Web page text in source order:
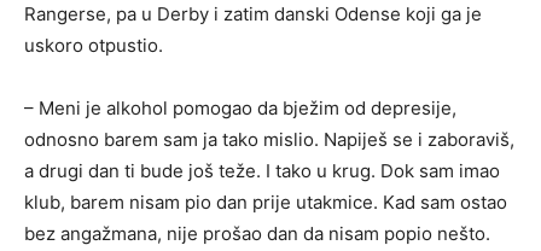
Rangerse, pa u Derby i zatim danski Odense koji ga je
uskoro otpustio.
– Meni je alkohol pomogao da bježim od depresije,
odnosno barem sam ja tako mislio. Napiješ se i zaboraviš,
a drugi dan ti bude još teže. I tako u krug. Dok sam imao
klub, barem nisam pio dan prije utakmice. Kad sam ostao
bez angažmana, nije prošao dan da nisam popio nešto.